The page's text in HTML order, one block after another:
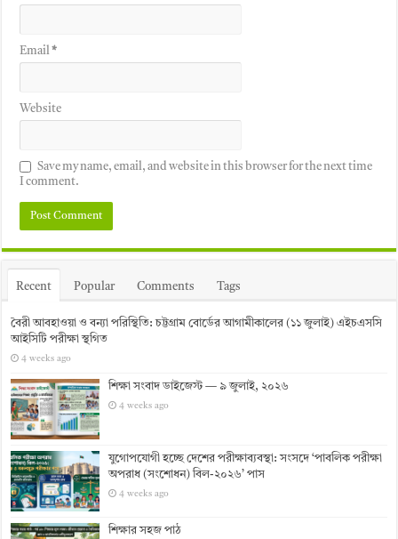
Email*
Website
Save my name, email, and website in this browser for the next time
I comment.
Recent Popular Comments Tags
বৈরী আবহাওয়া ও বন্যা পরিস্থিতি: চট্টগ্রাম বোর্ডের আগামীকালের (১১ জুলাই) এইচএসসি
আইসিটি পরীক্ষা স্থগিত
4 weeks ago
শিক্ষা সংবাদ ডাইজেস্ট — ৯ জুলাই, ২০২৬
4 weeks ago
যুগোপযোগী হচ্ছে দেশের পরীক্ষাব্যবস্থা: সংসদে ‘পাবলিক পরীক্ষা
অপরাধ (সংশোধন) বিল-২০২৬’ পাস
4 weeks ago
শিক্ষার সহজ পাঠ